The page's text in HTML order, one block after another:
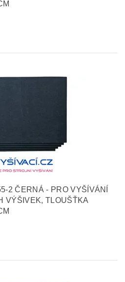
2 ČERNÁ - PRO VYŠÍVÁNÍ
VÝŠIVEK, TLOUŠŤKA